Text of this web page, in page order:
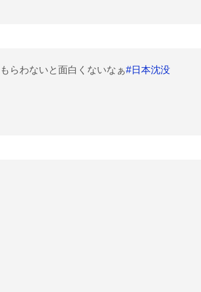
らわないと面白くないなぁ#日本沈没